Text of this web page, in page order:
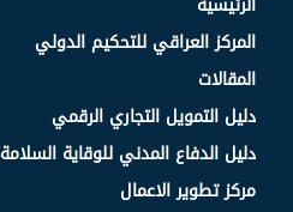
المركز العراقي للتحكيم الدولي
المقالات
دليل التمويل التجاري الرقمي
دليل الدفاع المدني للوقاية السلامة
مركز تطوير الاعمال